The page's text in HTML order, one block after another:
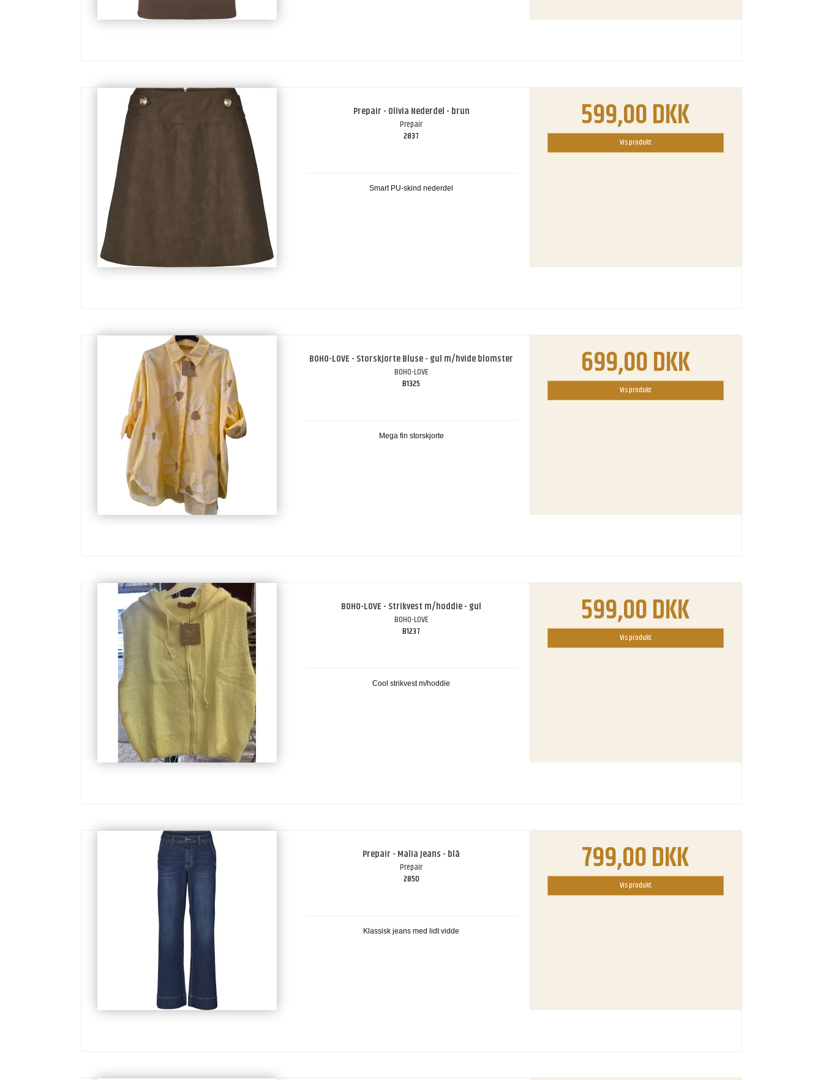
Prepair - Olivia Nederdel - brun
Prepair
2837
Smart PU-skind nederdel
599,00 DKK
Vis produkt
BOHO-LOVE - Storskjorte Bluse - gul m/hvide blomster
BOHO-LOVE
B1325
Mega fin storskjorte
699,00 DKK
Vis produkt
BOHO-LOVE - Strikvest m/hoddie - gul
BOHO-LOVE
B1237
Cool strikvest m/hoddie
599,00 DKK
Vis produkt
Prepair - Malia Jeans - blå
Prepair
2850
Klassisk jeans med lidt vidde
799,00 DKK
Vis produkt